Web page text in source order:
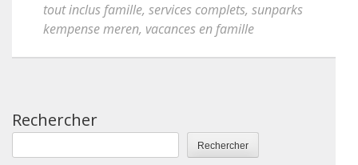
tout inclus famille, services complets, sunparks
kempense meren, vacances en famille
Rechercher
Rechercher